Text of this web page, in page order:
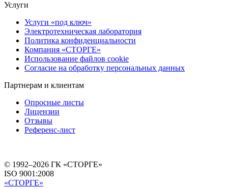
Услуги
Услуги «под ключ»
Электротехническая лаборатория
Политика конфиденциальности
Компания «СТОРГЕ»
Использование файлов cookie
Согласие на обработку персональных данных
Партнерам и клиентам
Опросные листы
Лицензии
Отзывы
Референс-лист
© 1992–2026 ГК «СТОРГЕ»
ISO 9001:2008
«СТОРГЕ»